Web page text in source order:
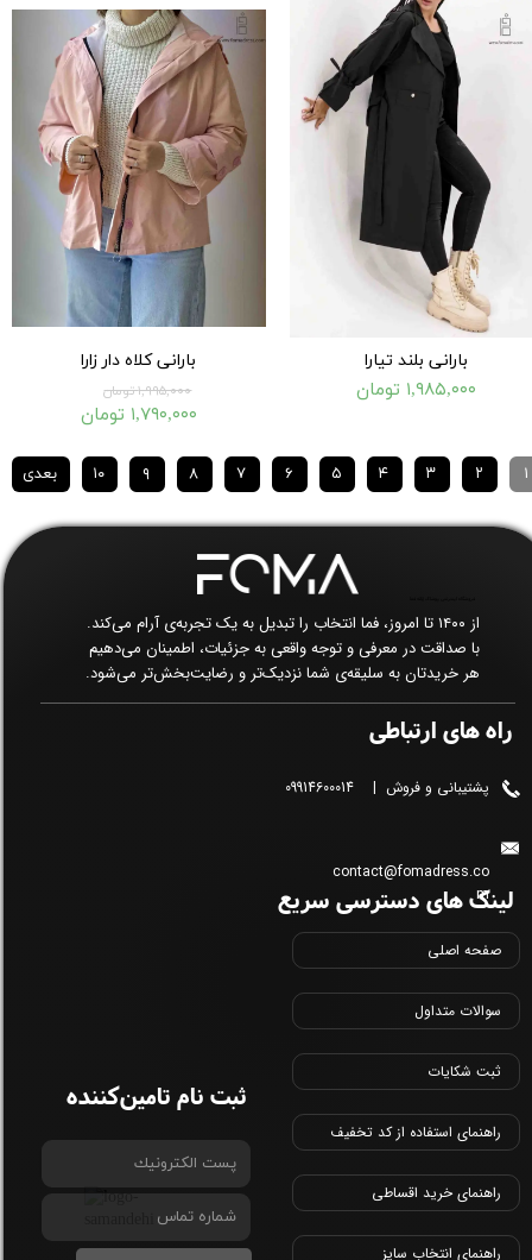
بارانی بلند تیارا
۱,۹۸۵,۰۰۰ تومان
بارانی کلاه دار زارا
۱,۹۹۵,۰۰۰ تومان
۱,۷۹۰,۰۰۰ تومان
۲۰۵,۰۰۰ تومان
۱ ۲ ۳ ۴ ۵ ۶ ۷ ۸ ۹ ۱۰ بعدی
راه های ارتباطی
پشتیبانی و فروش | 09914600014
contact@fomadress.co
m
لینک های دسترسی سریع
صفحه اصلی
سوالات متداول
ثبت شکایات
راهنمای استفاده از کد تخفیف
راهنمای خرید اقساطی
راهنمای انتخاب سایز
از ۱۴۰۰ تا امروز، فما انتخاب را تبدیل به یک تجربه‌ی آرام می‌کند.
با صداقت در معرفی و توجه واقعی به جزئیات، اطمینان می‌دهیم
هر خریدتان به سلیقه‌ی شما نزدیک‌تر و رضایت‌بخش‌تر می‌شود.
ثبت نام تامین‌کننده